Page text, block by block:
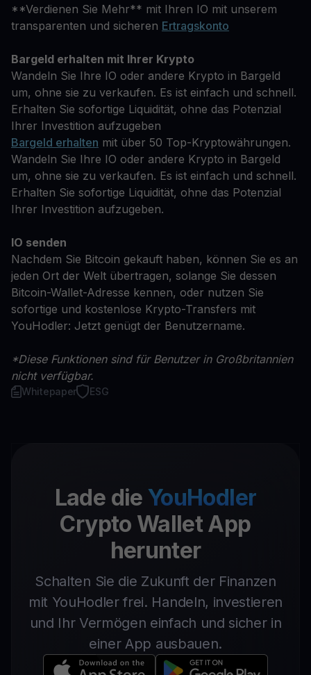
**Verdienen Sie Mehr** mit Ihren IO mit unserem
transparenten und sicheren Ertragskonto
Bargeld erhalten mit Ihrer Krypto
Wandeln Sie Ihre IO oder andere Krypto in Bargeld
um, ohne sie zu verkaufen. Es ist einfach und schnell.
Erhalten Sie sofortige Liquidität, ohne das Potenzial
Ihrer Investition aufzugeben
Bargeld erhalten mit über 50 Top-Kryptowährungen.
Wandeln Sie Ihre IO oder andere Krypto in Bargeld
um, ohne sie zu verkaufen. Es ist einfach und schnell.
Erhalten Sie sofortige Liquidität, ohne das Potenzial
Ihrer Investition aufzugeben.
IO senden
Nachdem Sie Bitcoin gekauft haben, können Sie es an
jeden Ort der Welt übertragen, solange Sie dessen
Bitcoin-Wallet-Adresse kennen, oder nutzen Sie
sofortige und kostenlose Krypto-Transfers mit
YouHodler: Jetzt genügt der Benutzername.
*Diese Funktionen sind für Benutzer in Großbritannien
nicht verfügbar.
Whitepaper ESG
Lade die YouHodler
Crypto Wallet App
herunter
Schalten Sie die Zukunft der Finanzen
mit YouHodler frei. Handeln, investieren
und Ihr Vermögen einfach und sicher in
einer App ausbauen.